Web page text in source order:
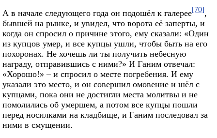
А в начале следующего года он подошёл к галерее[70],
бывшей на рынке, и увидел, что ворота её заперты, и
когда он спросил о причине этого, ему сказали: «Один
из купцов умер, и все купцы ушли, чтобы быть на его
похоронах. Не хочешь ли ты получить небесную
награду, отправившись с ними?» И Ганим отвечал:
«Хорошо!» – и спросил о месте погребения. И ему
указали это место, и он совершил омовение и шёл с
купцами, пока они не достигли места молитвы и не
помолились об умершем, а потом все купцы пошли
перед носилками на кладбище, и Ганим последовал за
ними в смущении.